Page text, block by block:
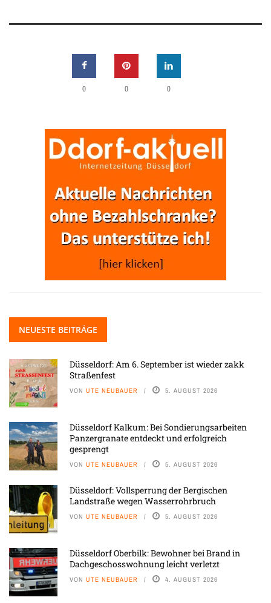
0 0 0
NEUESTE BEITRÄGE
Düsseldorf: Am 6. September ist wieder zakk
Straßenfest
VON UTE NEUBAUER 5. AUGUST 2026
Düsseldorf Kalkum: Bei Sondierungsarbeiten
Panzergranate entdeckt und erfolgreich
gesprengt
VON UTE NEUBAUER 5. AUGUST 2026
Düsseldorf: Vollsperrung der Bergischen
Landstraße wegen Wasserrohrbruch
VON UTE NEUBAUER 5. AUGUST 2026
Düsseldorf Oberbilk: Bewohner bei Brand in
Dachgeschosswohnung leicht verletzt
VON UTE NEUBAUER 4. AUGUST 2026